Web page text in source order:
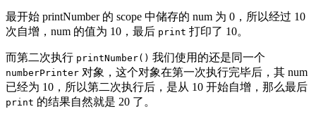
最开始 printNumber 的 scope 中储存的 num 为 0，所以经过 10
次自增，num 的值为 10，最后 print 打印了 10。
而第二次执行 printNumber() 我们使用的还是同一个
numberPrinter 对象，这个对象在第一次执行完毕后，其 num
已经为 10，所以第二次执行后，是从 10 开始自增，那么最后
print 的结果自然就是 20 了。